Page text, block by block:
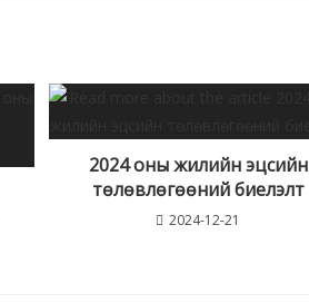
2024 оны жилийн эцсийн
төлөвлөгөөний биелэлт
2024-12-21